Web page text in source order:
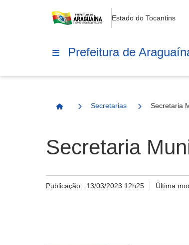
Estado do Tocantins
Prefeitura de
Página Inicial
Secretarias Secretaria
Secretaria
Publicação: 13/03/2023 12h25 Última